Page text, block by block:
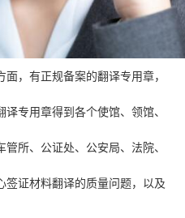
，有正规备案的翻译专用章，
译专用章得到各个使馆、领馆、
所、公证处、公安局、法院、
签证材料翻译的质量问题，以及